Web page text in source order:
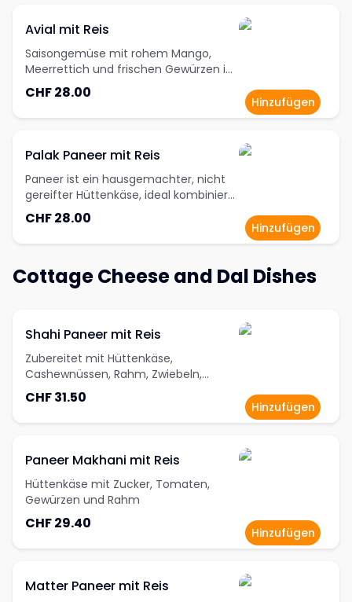
Avial mit Reis
Saisongemüse mit rohem Mango,
Meerrettich und frischen Gewürzen in
Kokosnuss-Kümmelsamen-Sauce
geköchelt. Eine Delikatesse aus Kerala
CHF 28.00
Hinzufügen
Palak Paneer mit Reis
Paneer ist ein hausgemachter, nicht
gereifter Hüttenkäse, ideal kombiniert
mit Spinat, milden Gewürzen und
Tomaten
CHF 28.00
Hinzufügen
Cottage Cheese and Dal Dishes
Shahi Paneer mit Reis
Zubereitet mit Hüttenkäse,
Cashewnüssen, Rahm, Zwiebeln,
Knoblauch und Gewürzen
CHF 31.50
Hinzufügen
Paneer Makhani mit Reis
Hüttenkäse mit Zucker, Tomaten,
Gewürzen und Rahm
CHF 29.40
Hinzufügen
Matter Paneer mit Reis